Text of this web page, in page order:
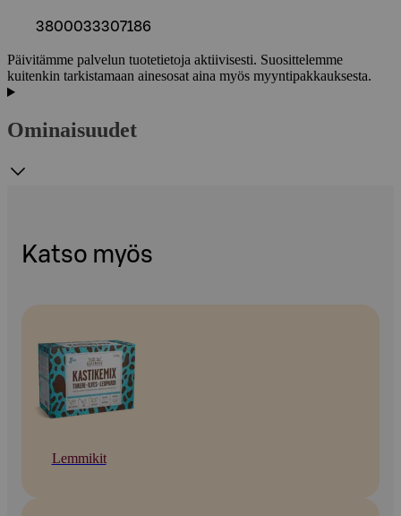
3800033307186
Päivitämme palvelun tuotetietoja aktiivisesti. Suosittelemme
kuitenkin tarkistamaan ainesosat aina myös myyntipakkauksesta.
Ominaisuudet
Katso myös
Lemmikit